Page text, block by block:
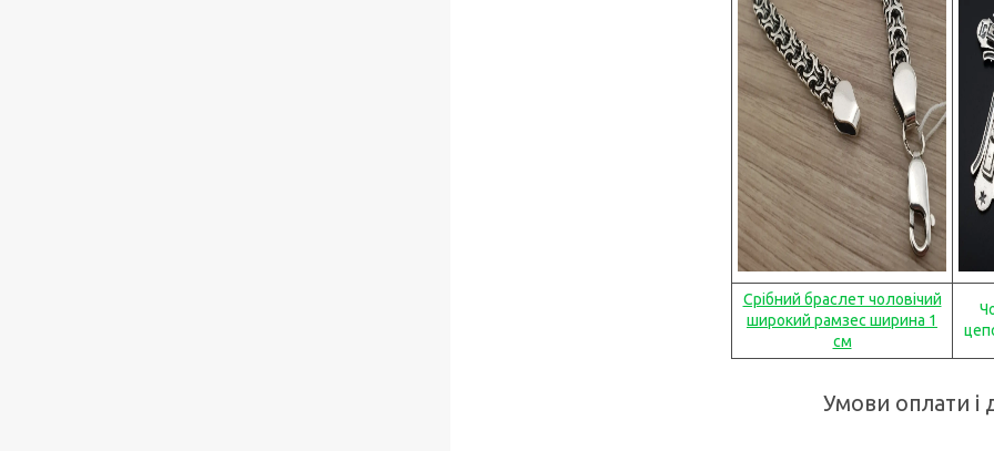
Срібний браслет чоловічий
широкий рамзес ширина 1
см
Умови оплати і